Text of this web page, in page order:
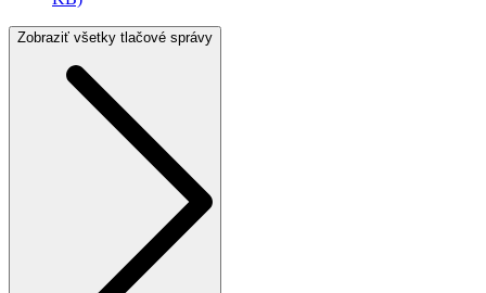
Zobraziť všetky tlačové správy